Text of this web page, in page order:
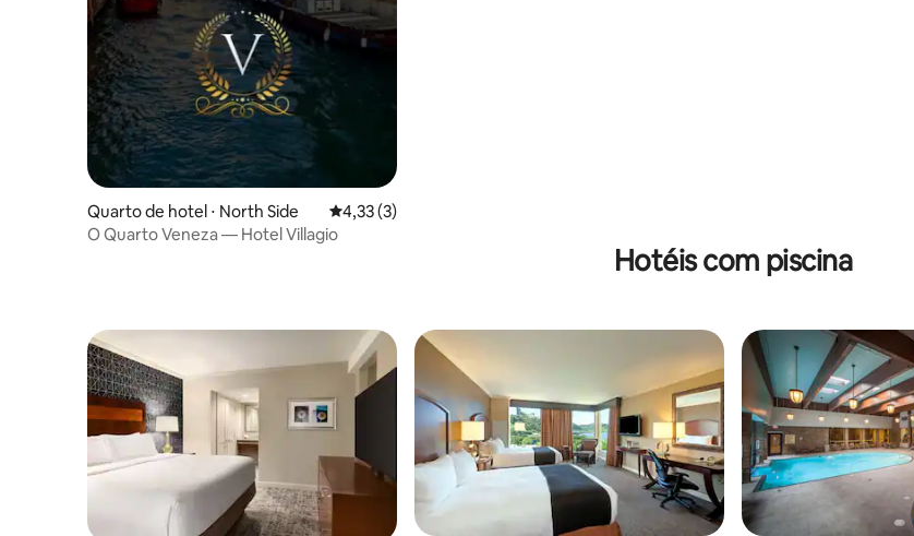
Quarto de hotel ⋅ North Side 4,33 de uma avaliação média de 5, 3 avaliações
4,33 (3)
O Quarto Veneza — Hotel Villagio
Hotéis com piscina